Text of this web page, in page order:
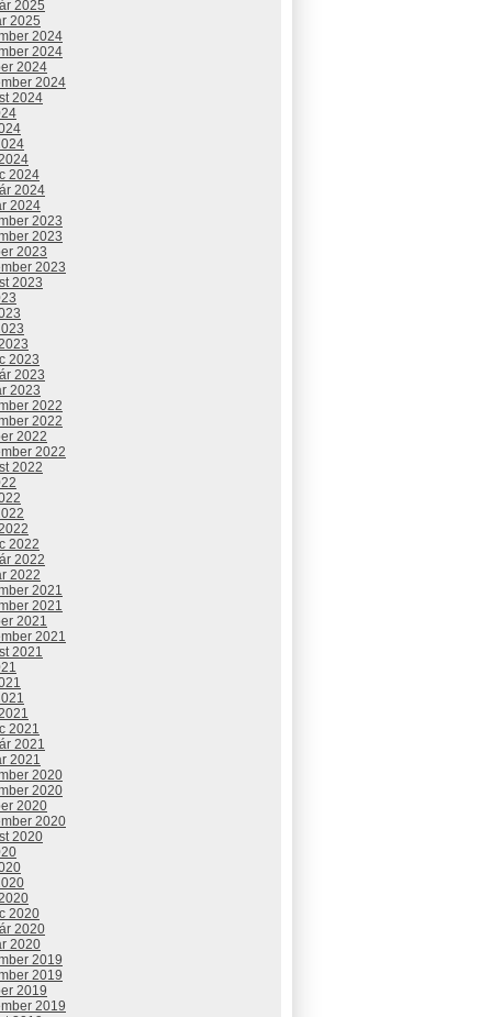
2025
2025
2024
2024
2024
2024
2024
2024
2024
2024
2023
2023
2023
2023
2023
2023
2023
2023
2022
2022
2022
2022
2022
2022
2022
2022
2021
2021
2021
2021
2021
2021
2021
2021
2020
2020
2020
2020
2020
2020
2020
2020
2019
2019
2019
2019